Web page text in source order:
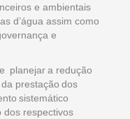
e ambientais
d’água assim como
e
planejar a redução
prestação dos
sistemático
dos respectivos